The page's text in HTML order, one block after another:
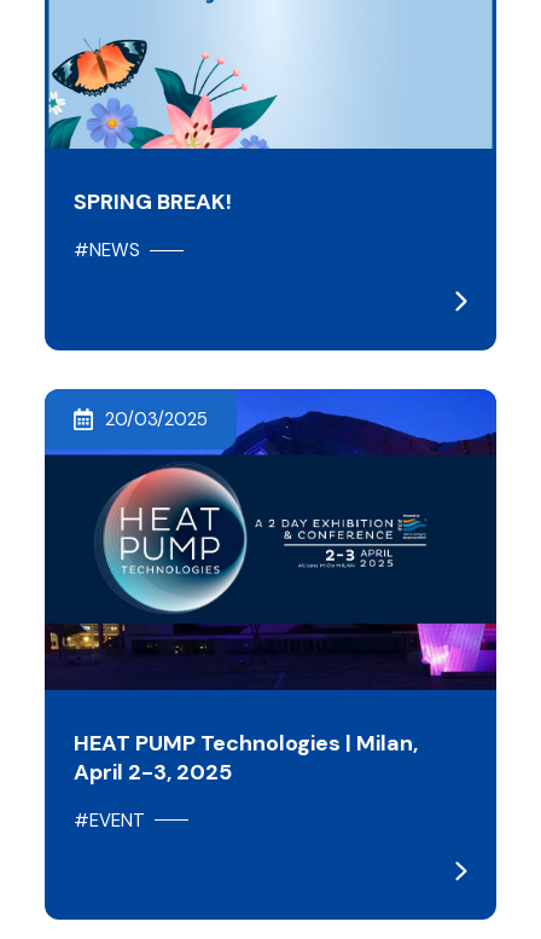
SPRING BREAK!
#NEWS
20/03/2025
HEAT PUMP Technologies | Milan,
April 2-3, 2025
#EVENT